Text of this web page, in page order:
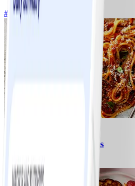
# Lätt15 MIN
Spagetti med köttfärssås
Lätt10 MIN